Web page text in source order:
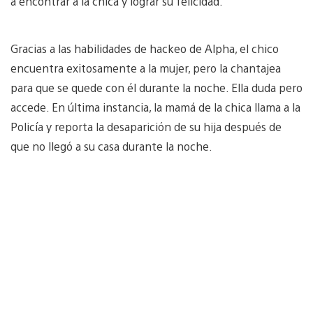
Gracias a las habilidades de hackeo de Alpha, el chico
encuentra exitosamente a la mujer, pero la chantajea
para que se quede con él durante la noche. Ella duda pero
accede. En última instancia, la mamá de la chica llama a la
Policía y reporta la desaparición de su hija después de
que no llegó a su casa durante la noche.